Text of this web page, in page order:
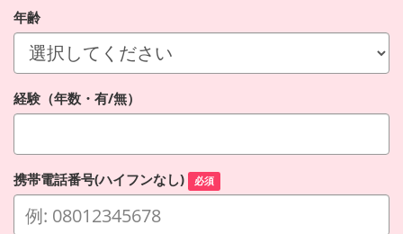
年齢
経験（年数・有/無）
携帯電話番号(ハイフンなし) 必須